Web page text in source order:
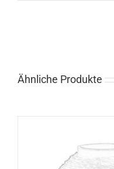
Ähnliche Produkte